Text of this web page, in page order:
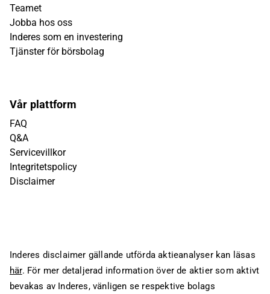
Teamet
Jobba hos oss
Inderes som en investering
Tjänster för börsbolag
Vår plattform
FAQ
Q&A
Servicevillkor
Integritetspolicy
Disclaimer
Inderes disclaimer gällande utförda aktieanalyser kan läsas
här. För mer detaljerad information över de aktier som aktivt
bevakas av Inderes, vänligen se respektive bolags